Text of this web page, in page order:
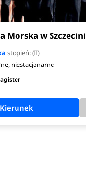
Morska w
stopień: (II)
niestacjonarne
Kierunek